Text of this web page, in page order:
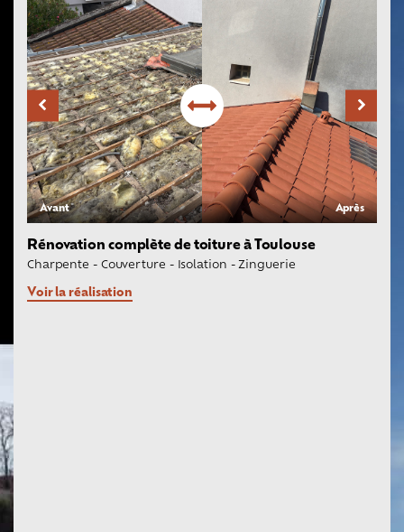
Avant Après
Rénovation complète de toiture à Toulouse
Charpente - Couverture - Isolation -Zinguerie
Voir la réalisation